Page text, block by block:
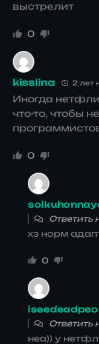
выстрелит
0
kisslina 2 лет
Иногда
что-то, чтобы
0
Ответить
хз норм
0
Ответить
неа)) у